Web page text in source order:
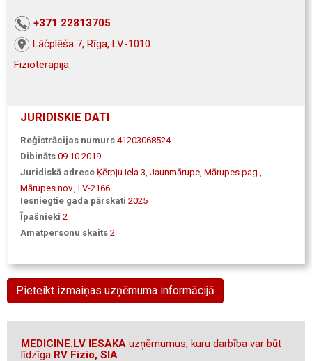
+371 22813705
Lāčplēša 7, Rīga, LV-1010
Fizioterapija
JURIDISKIE DATI
Reģistrācijas numurs 41203068524
Dibināts 09.10.2019
Juridiskā adrese Ķērpju iela 3, Jaunmārupe, Mārupes pag.,
Mārupes nov., LV-2166
Iesniegtie gada pārskati 2025
Īpašnieki 2
Amatpersonu skaits 2
Pieteikt izmaiņas uzņēmuma informācijā
MEDICINE.LV IESAKA uzņēmumus, kuru darbība var būt
līdzīga RV Fizio, SIA